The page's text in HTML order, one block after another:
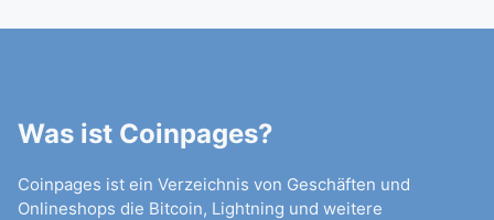
Was ist Coinpages?
Coinpages ist ein Verzeichnis von Geschäften und
Onlineshops die Bitcoin, Lightning und weitere